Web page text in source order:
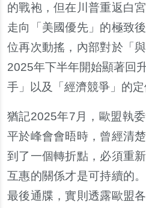
的戰袍，但在川普重返白
走向「美國優先」的極致
位再次動搖，內部對於「
2025年下半年開始顯著回
手」以及「經濟競爭」的定
猶記2025年7月，歐盟執
平於峰會會晤時，曾經清
到了一個轉折點，必須重
互惠的關係才是可持續的
最後通牒，實則透露歐盟